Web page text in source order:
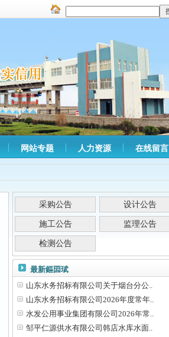
网站专题 人力资源 在线留言
采购公告 设计公告
施工公告 监理公告
检测公告
最新鏂囩珷
山东水务招标有限公司关于烟台分公..
山东水务招标有限公司2026年度常年..
水发公用事业集团有限公司2026年常..
邹平仁源供水有限公司韩店水库水面..